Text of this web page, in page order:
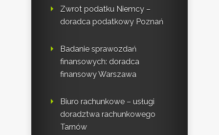
Zwrot podatku Niemcy –
doradca podatkowy Poznań
Badanie sprawozdań
finansowych: doradca
finansowy Warszawa
Biuro rachunkowe – usługi
doradztwa rachunkowego
Tarnów